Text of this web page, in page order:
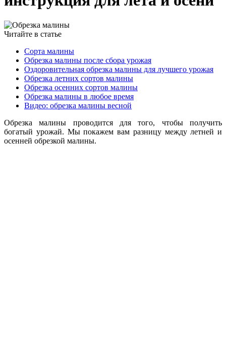
Читайте в статье
Сорта малины
Обрезка малины после сбора урожая
Оздоровительная обрезка малины для лучшего урожая
Обрезка летних сортов малины
Обрезка осенних сортов малины
Обрезка малины в любое время
Видео: обрезка малины весной
Обрезка малины проводится для того, чтобы получить
богатый урожай. Мы покажем вам разницу между летней и
осенней обрезкой малины.